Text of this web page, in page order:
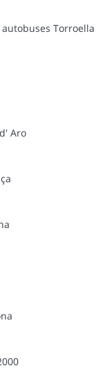
Torroella
Aro